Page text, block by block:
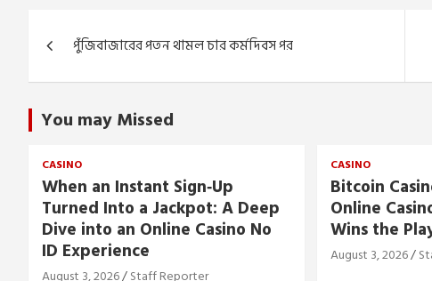
Post
navigation
পুঁজিবাজারের পতন থামল চার কর্মদিবস পর
You may Missed
CASINO
When an Instant Sign‑Up
Turned Into a Jackpot: A Deep
Dive into an Online Casino No
ID Experience
August 3, 2026 Staff Reporter
CASINO
Bitcoin
Online
Wins the
August 3, 2026